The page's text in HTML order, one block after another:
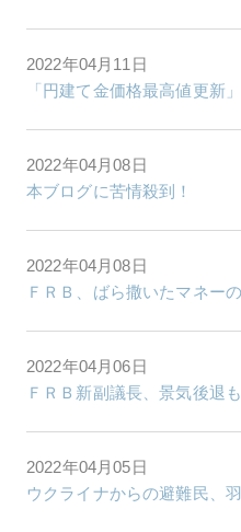
2022年04月11日
「円建て金価格最高値更新
2022年04月08日
本ブログに苦情殺到！
2022年04月08日
ＦＲＢ、ばら撒いたマネー
2022年04月06日
ＦＲＢ新副議長、景気後退
2022年04月05日
ウクライナからの避難民、